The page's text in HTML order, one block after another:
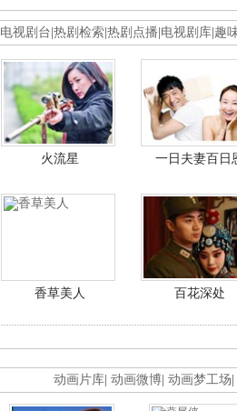
电视剧台 热剧检索 热剧点播 电视剧库 趣
火流星 一日夫妻百日
香草美人 百花深处
动画片库 动画微博 动画梦工场